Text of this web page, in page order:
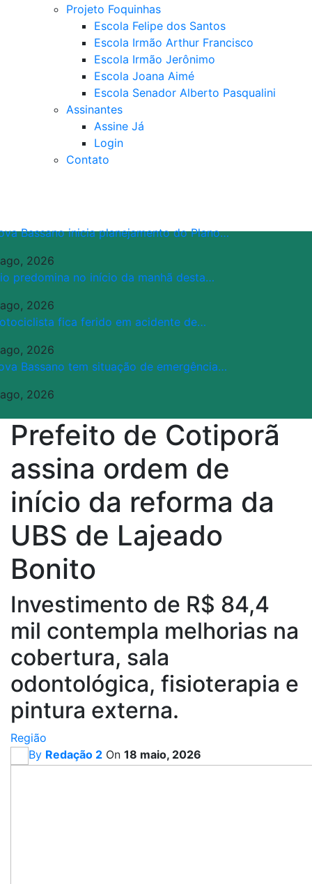
Projeto Foquinhas
Escola Felipe dos Santos
Escola Irmão Arthur Francisco
Escola Irmão Jerônimo
Escola Joana Aimé
Escola Senador Alberto Pasqualini
Assinantes
Assine Já
Login
Contato
Bassano inicia planejamento do Plano…
2026
predomina no início da manhã desta…
2026
fica ferido em acidente de…
2026
Bassano tem situação de emergência…
2026
Prefeito de Cotiporã
assina ordem de
início da reforma da
UBS de Lajeado
Bonito
Investimento de R$ 84,4
mil contempla melhorias na
cobertura, sala
odontológica, fisioterapia e
pintura externa.
Região
By Redação 2 On 18 maio, 2026